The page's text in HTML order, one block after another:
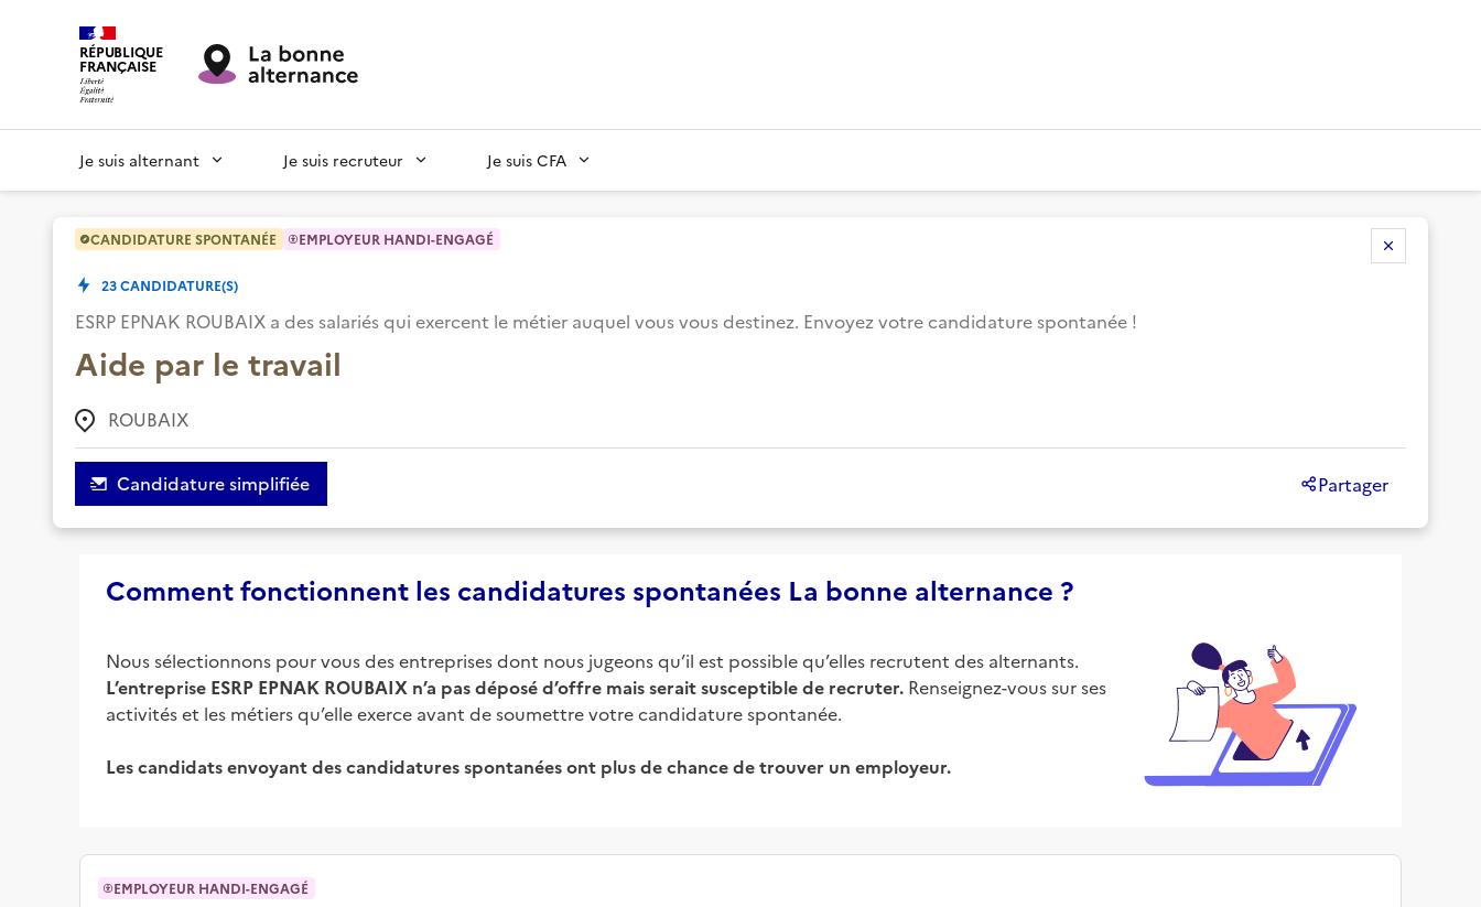
RÉPUBLIQUE
FRANÇAISE
Je suis alternant Je suis recruteur Je suis CFA
CANDIDATURE SPONTANÉE EMPLOYEUR HANDI-ENGAGÉ
23CANDIDATURE(S)
ESRP EPNAK ROUBAIX a des salariés qui exercent le métier auquel vous vous destinez. Envoyez votre candidature spontanée !
Aide par le travail
ROUBAIX
Candidature simplifiée Partager
Comment fonctionnent les candidatures spontanées La bonne alternance ?
Nous sélectionnons pour vous des entreprises dont nous jugeons qu’il est possible qu’elles recrutent des alternants.
L’entreprise ESRP EPNAK ROUBAIX n’a pas déposé d’offre mais serait susceptible de recruter. Renseignez-vous sur ses
activités et les métiers qu’elle exerce avant de soumettre votre candidature spontanée.
Les candidats envoyant des candidatures spontanées ont plus de chance de trouver un employeur.
EMPLOYEUR HANDI-ENGAGÉ